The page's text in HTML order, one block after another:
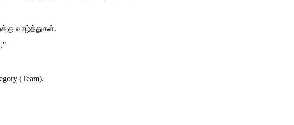
வாழ்த்துகள்.
(Team).